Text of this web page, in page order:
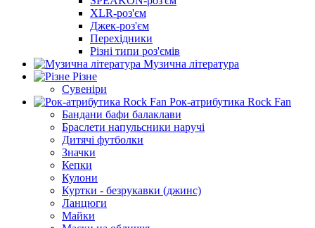
XLR-роз'єм
Джек-роз'єм
Перехідники
Різні типи роз'ємів
Музична література
Різне
Сувеніри
Рок-атрибутика Rock Fan
Бандани бафи балаклави
Браслети напульсники наручі
Дитячі футболки
Значки
Кепки
Кулони
Куртки - безрукавки (джинс)
Ланцюги
Майки